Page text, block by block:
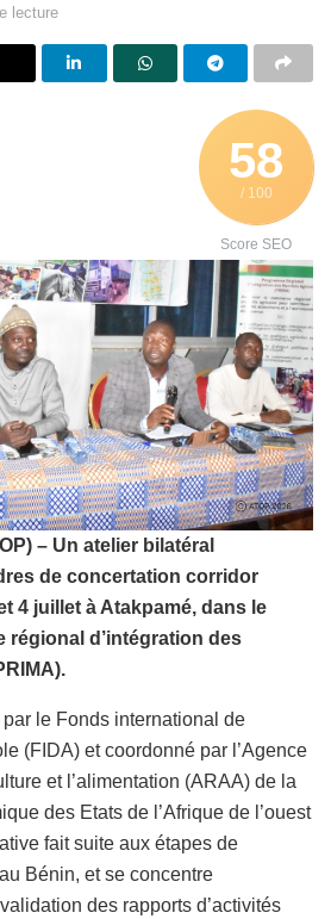
lecture
58
/ 100
Score SEO
– Un atelier bilatéral
de concertation corridor
4 juillet à Atakpamé, dans le
régional d’intégration des
par le Fonds international de
(FIDA) et coordonné par l’Agence
et l’alimentation (ARAA) de la
des Etats de l’Afrique de l’ouest
fait suite aux étapes de
Bénin, et se concentre
des rapports d’activités